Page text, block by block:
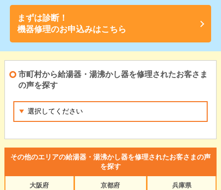
まずは診断！
機器修理のお申込みはこちら
市町村から給湯器・湯沸かし器を修理されたお客さま
の声を探す
その他のエリアの給湯器・湯沸かし器を修理されたお客さまの声
を探す
大阪府
京都府
兵庫県